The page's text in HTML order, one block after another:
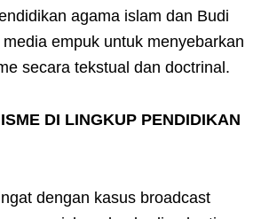
agama islam dan Budi
empuk untuk menyebarkan
secara tekstual dan doctrinal.
DI LINGKUP PENDIDIKAN
dengan kasus broadcast